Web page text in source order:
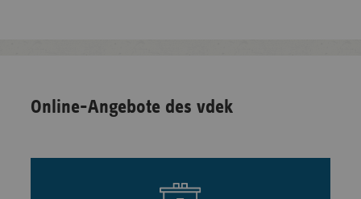
Online-Angebote des vdek